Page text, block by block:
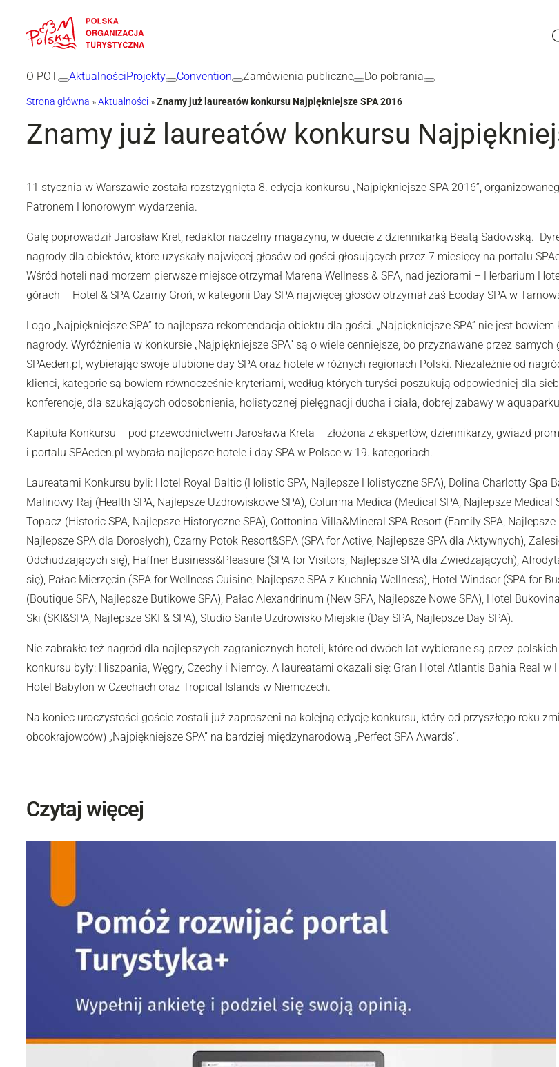
O POT AktualnościProjekty Convention Zamówienia publiczne Do pobrania
Strona główna »Aktualności »Znamy już laureatów konkursu Najpiękniejsze SPA 2016
Znamy już laureatów konkursu
11 stycznia w Warszawie została rozstzygnięta 8. edycja konkursu „Najpiękniejsze SPA 2016”,
Patronem Honorowym wydarzenia.
Galę poprowadził Jarosław Kret, redaktor naczelny magazynu, w duecie z dziennikarką Beatą Sadowską.
nagrody dla obiektów, które uzyskały najwięcej głosów od gości głosujących przez 7 miesięcy na portalu
Wśród hoteli nad morzem pierwsze miejsce otrzymał Marena Wellness & SPA, nad jeziorami – Herbarium
górach – Hotel & SPA Czarny Groń, w kategorii Day SPA najwięcej głosów otrzymał zaś Ecoday SPA w
Logo „Najpiękniejsze SPA” to najlepsza rekomendacja obiektu dla gości. „Najpiękniejsze SPA” nie jest
nagrody. Wyróżnienia w konkursie „Najpiękniejsze SPA” są o wiele cenniejsze, bo przyznawane przez
SPAeden.pl, wybierając swoje ulubione day SPA oraz hotele w różnych regionach Polski. Niezależnie od
klienci, kategorie są bowiem równocześnie kryteriami, według których turyści poszukują odpowiedniej dla
konferencje, dla szukających odosobnienia, holistycznej pielęgnacji ducha i ciała, dobrej zabawy w
Kapituła Konkursu – pod przewodnictwem Jarosława Kreta – złożona z ekspertów, dziennikarzy, gwiazd
i portalu SPAeden.pl wybrała najlepsze hotele i day SPA w Polsce w 19. kategoriach.
Laureatami Konkursu byli: Hotel Royal Baltic (Holistic SPA, Najlepsze Holistyczne SPA), Dolina Charlotty Spa
Malinowy Raj (Health SPA, Najlepsze Uzdrowiskowe SPA), Columna Medica (Medical SPA, Najlepsze Medical
Topacz (Historic SPA, Najlepsze Historyczne SPA), Cottonina Villa&Mineral SPA Resort (Family SPA,
Najlepsze SPA dla Dorosłych), Czarny Potok Resort&SPA (SPA for Active, Najlepsze SPA dla Aktywnych),
Odchudzających się), Haffner Business&Pleasure (SPA for Visitors, Najlepsze SPA dla Zwiedzających),
się), Pałac Mierzęcin (SPA for Wellness Cuisine, Najlepsze SPA z Kuchnią Wellness), Hotel Windsor (SPA for
(Boutique SPA, Najlepsze Butikowe SPA), Pałac Alexandrinum (New SPA, Najlepsze Nowe SPA), Hotel
Ski (SKI&SPA, Najlepsze SKI & SPA), Studio Sante Uzdrowisko Miejskie (Day SPA, Najlepsze Day SPA).
Nie zabrakło też nagród dla najlepszych zagranicznych hoteli, które od dwóch lat wybierane są przez
konkursu były: Hiszpania, Węgry, Czechy i Niemcy. A laureatami okazali się: Gran Hotel Atlantis Bahia Real
Hotel Babylon w Czechach oraz Tropical Islands w Niemczech.
Na koniec uroczystości goście zostali już zaproszeni na kolejną edycję konkursu, który od przyszłego roku
obcokrajowców) „Najpiękniejsze SPA” na bardziej międzynarodową „Perfect SPA Awards”.
Czytaj więcej